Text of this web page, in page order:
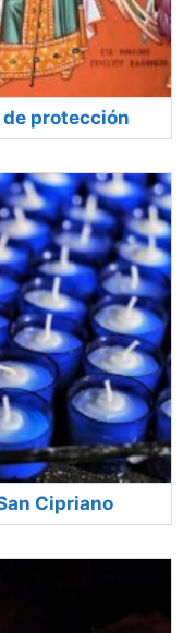
protección
Cipriano